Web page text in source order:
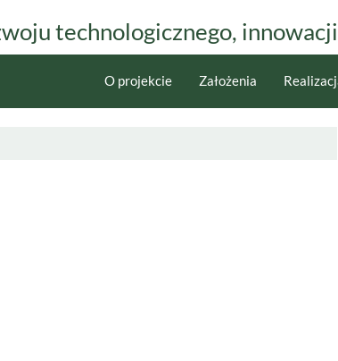
technologicznego,
O projekcie Założenia